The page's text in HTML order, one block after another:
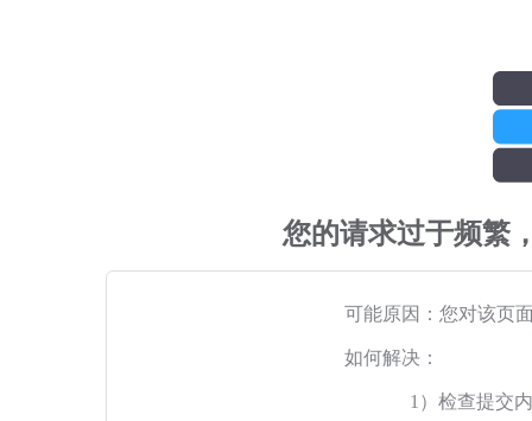
您的请求过于频繁
可能原因：您对该页
如何解决：
1）检查提交